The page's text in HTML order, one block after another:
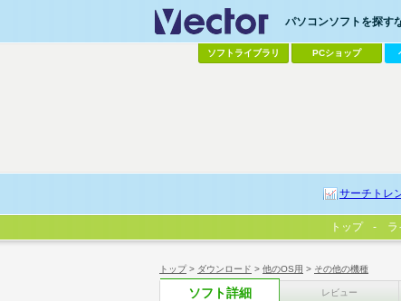
トップ> ダウンロード > 他のOS用 > その他の機種
ソフト詳細 レビュー
パソコンソフトを探す
ソフトライブラリ PCショップ
サーチトレ
トップ ラ